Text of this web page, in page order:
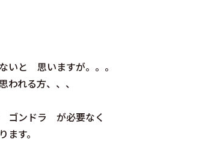
と 思いますが。。。
れる方、、、
ンドラ が必要なく
す。